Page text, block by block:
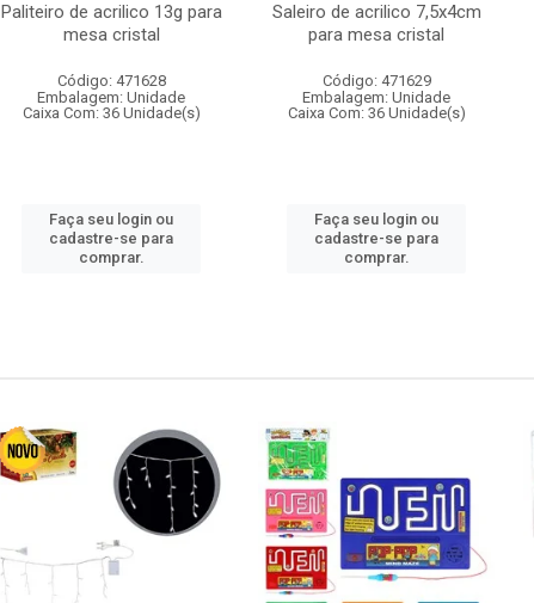
Paliteiro de acrilico 13g para
mesa cristal
Código: 471628
Embalagem: Unidade
Caixa Com: 36 Unidade(s)
Faça seu login ou
cadastre-se para
comprar.
Saleiro de acrilico 7,5x4cm
para mesa cristal
Código: 471629
Embalagem: Unidade
Caixa Com: 36 Unidade(s)
Faça seu login ou
cadastre-se para
comprar.